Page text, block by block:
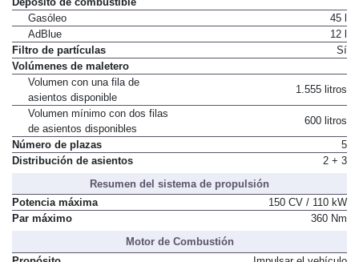
Depósito de combustible
Gasóleo
45 l
AdBlue
12 l
Filtro de partículas
Volúmenes de maletero
Volumen con una fila de
asientos disponible
Volumen mínimo con dos filas
de asientos disponibles
Número de plazas
5
Resumen del sistema de propulsión
Potencia máxima
150 CV / 110 kW
Motor de Combustión